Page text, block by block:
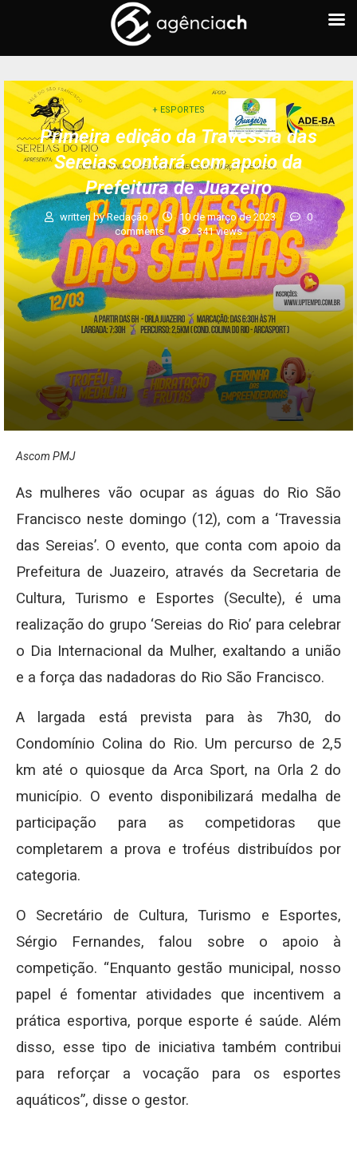
+ ESPORTES
Primeira edição da Travessia das
Sereias contará com apoio da
Prefeitura de Juazeiro
written byRedação 10 de março de 2023
0
comments
341views
Ascom PMJ
As mulheres vão ocupar as águas do Rio São
Francisco neste domingo (12), com a ‘Travessia
das Sereias’. O evento, que conta com apoio da
Prefeitura de Juazeiro, através da Secretaria de
Cultura, Turismo e Esportes (Seculte), é uma
realização do grupo ‘Sereias do Rio’ para celebrar
o Dia Internacional da Mulher, exaltando a união
e a força das nadadoras do Rio São Francisco.
A largada está prevista para às 7h30, do
Condomínio Colina do Rio. Um percurso de 2,5
km até o quiosque da Arca Sport, na Orla 2 do
município. O evento disponibilizará medalha de
participação para as competidoras que
completarem a prova e troféus distribuídos por
categoria.
O Secretário de Cultura, Turismo e Esportes,
Sérgio Fernandes, falou sobre o apoio à
competição. “Enquanto gestão municipal, nosso
papel é fomentar atividades que incentivem a
prática esportiva, porque esporte é saúde. Além
disso, esse tipo de iniciativa também contribui
para reforçar a vocação para os esportes
aquáticos”, disse o gestor.